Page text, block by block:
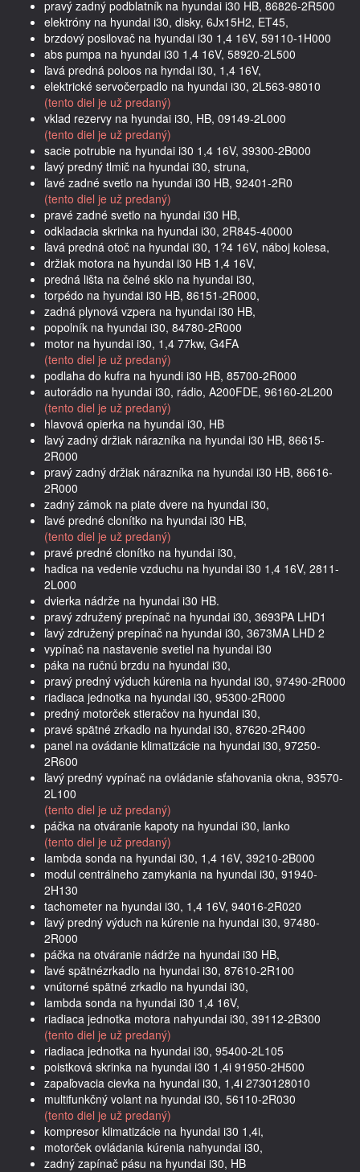
pravý zadný podblatník na hyundai i30 HB, 86826-2R500
elektróny na hyundai i30, disky, 6Jx15H2, ET45,
brzdový posilovač na hyundai i30 1,4 16V, 59110-1H000
abs pumpa na hyundai i30 1,4 16V, 58920-2L500
ľavá predná poloos na hyndai i30, 1,4 16V,
elektrické servočerpadlo na hyundai i30, 2L563-98010
(tento diel je už predaný)
vklad rezervy na hyundai i30, HB, 09149-2L000
(tento diel je už predaný)
sacie potrubie na hyundai i30 1,4 16V, 39300-2B000
ľavý predný tlmič na hyundai i30, struna,
ľavé zadné svetlo na hyundai i30 HB, 92401-2R0
(tento diel je už predaný)
pravé zadné svetlo na hyundai i30 HB,
odkladacia skrinka na hyundai i30, 2R845-40000
ľavá predná otoč na hyundai i30, 1?4 16V, náboj kolesa,
držiak motora na hyundai i30 HB 1,4 16V,
predná lišta na čelné sklo na hyundai i30,
torpédo na hyundai i30 HB, 86151-2R000,
zadná plynová vzpera na hyundai i30 HB,
popolník na hyundai i30, 84780-2R000
motor na hyundai i30, 1,4 77kw, G4FA
(tento diel je už predaný)
podlaha do kufra na hyundi i30 HB, 85700-2R000
autorádio na hyundai i30, rádio, A200FDE, 96160-2L200
(tento diel je už predaný)
hlavová opierka na hyundai i30, HB
ľavý zadný držiak nárazníka na hyundai i30 HB, 86615-
2R000
pravý zadný držiak nárazníka na hyundai i30 HB, 86616-
2R000
zadný zámok na piate dvere na hyundai i30,
ľavé predné clonítko na hyundai i30 HB,
(tento diel je už predaný)
pravé predné clonítko na hyundai i30,
hadica na vedenie vzduchu na hyundai i30 1,4 16V, 2811-
2L000
dvierka nádrže na hyundai i30 HB.
pravý združený prepínač na hyundai i30, 3693PA LHD1
ľavý združený prepínač na hyundai i30, 3673MA LHD 2
vypínač na nastavenie svetiel na hyundai i30
páka na ručnú brzdu na hyundai i30,
pravý predný výduch kúrenia na hyundai i30, 97490-2R000
riadiaca jednotka na hyundai i30, 95300-2R000
predný motorček stieračov na hyundai i30,
pravé spätné zrkadlo na hyundai i30, 87620-2R400
panel na ovádanie klimatizácie na hyundai i30, 97250-
2R600
ľavý predný vypínač na ovládanie sťahovania okna, 93570-
2L100
(tento diel je už predaný)
páčka na otváranie kapoty na hyundai i30, lanko
(tento diel je už predaný)
lambda sonda na hyundai i30, 1,4 16V, 39210-2B000
modul centrálneho zamykania na hyundai i30, 91940-
2H130
tachometer na hyundai i30, 1,4 16V, 94016-2R020
ľavý predný výduch na kúrenie na hyundai i30, 97480-
2R000
páčka na otváranie nádrže na hyundai i30 HB,
ľavé spätnézrkadlo na hyundai i30, 87610-2R100
vnútorné spätné zrkadlo na hyundai i30,
lambda sonda na hyundai i30 1,4 16V,
riadiaca jednotka motora nahyundai i30, 39112-2B300
(tento diel je už predaný)
riadiaca jednotka na hyundai i30, 95400-2L105
poistková skrinka na hyundai i30 1,4i 91950-2H500
zapaľovacia cievka na hyundai i30, 1,4i 2730128010
multifunkčný volant na hyundai i30, 56110-2R030
(tento diel je už predaný)
kompresor klimatizácie na hyundai i30 1,4i,
motorček ovládania kúrenia nahyundai i30,
zadný zapínač pásu na hyundai i30, HB